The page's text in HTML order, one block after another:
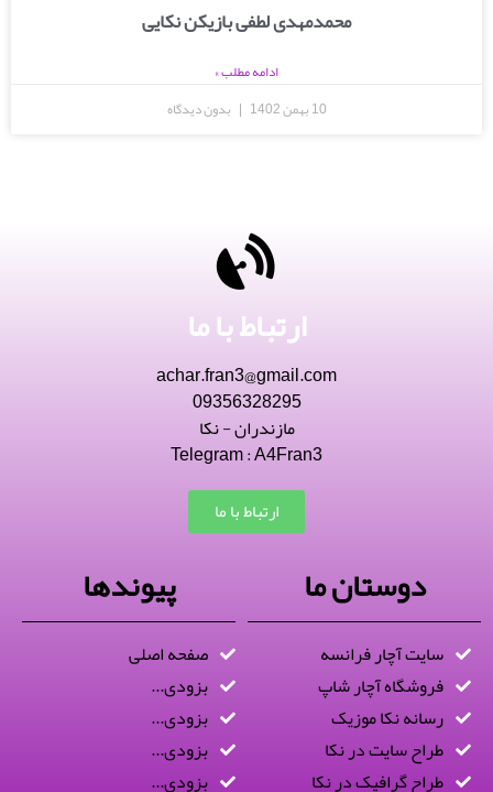
محمدمهدی لطفی بازیکن نکایی
ادامه مطلب »
10 بهمن 1402
بدون دیدگاه
ارتباط با ما
achar.fran3@gmail.com
09356328295
مازندران - نکا
Telegram : A4Fran3
ارتباط با ما
دوستان ما
سایت آچار فرانسه
فروشگاه آچار شاپ
رسانه نکا موزیک
طراح سایت در نکا
طراح گرافیک در نکا
پیوندها
صفحه اصلی
بزودی...
بزودی...
بزودی...
بزودی...